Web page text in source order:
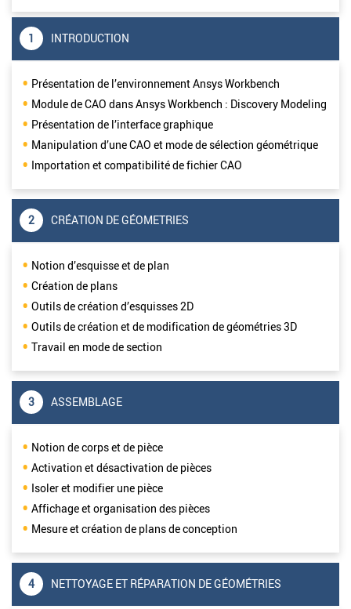
1 INTRODUCTION
Présentation de l’environnement Ansys Workbench
Module de CAO dans Ansys Workbench : Discovery Modeling
Présentation de l’interface graphique
Manipulation d’une CAO et mode de sélection géométrique
Importation et compatibilité de fichier CAO
2 CRÉATION DE GÉOMETRIES
Notion d’esquisse et de plan
Création de plans
Outils de création d’esquisses 2D
Outils de création et de modification de géométries 3D
Travail en mode de section
3 ASSEMBLAGE
Notion de corps et de pièce
Activation et désactivation de pièces
Isoler et modifier une pièce
Affichage et organisation des pièces
Mesure et création de plans de conception
4 NETTOYAGE ET RÉPARATION DE GÉOMÉTRIES